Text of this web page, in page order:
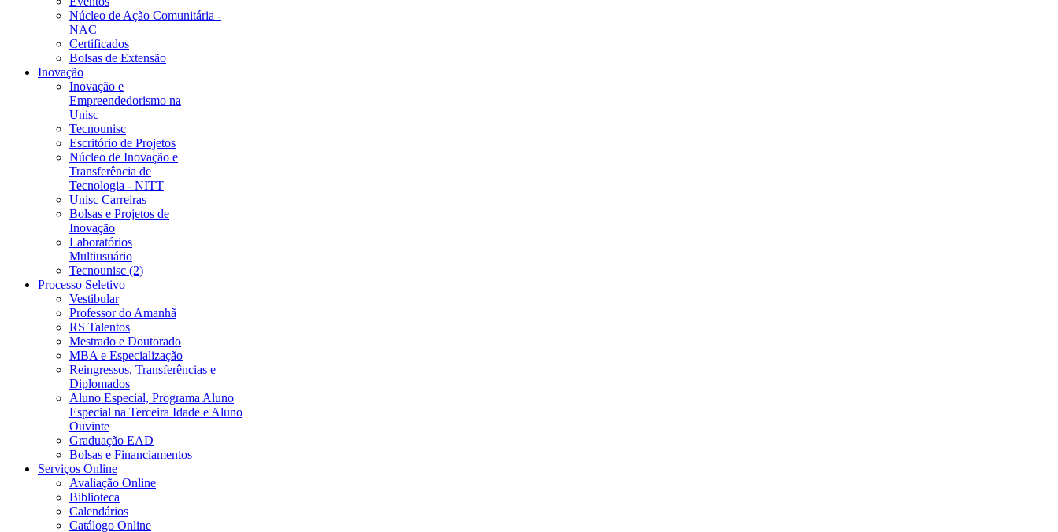
Núcleo de Ação Comunitária -
NAC
Certificados
Bolsas de Extensão
Inovação
Inovação e
Empreendedorismo na
Unisc
Tecnounisc
Escritório de Projetos
Núcleo de Inovação e
Transferência de
Tecnologia - NITT
Unisc Carreiras
Bolsas e Projetos de
Inovação
Laboratórios
Multiusuário
Tecnounisc (2)
Processo Seletivo
Vestibular
Professor do Amanhã
RS Talentos
Mestrado e Doutorado
MBA e Especialização
Reingressos, Transferências e
Diplomados
Aluno Especial, Programa Aluno
Especial na Terceira Idade e Aluno
Ouvinte
Graduação EAD
Bolsas e Financiamentos
Serviços Online
Avaliação Online
Biblioteca
Calendários
Catálogo Online